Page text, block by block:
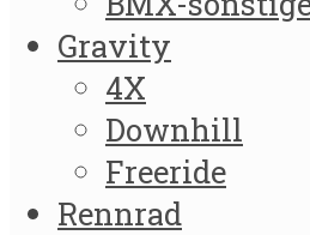
Gravity
4X
Downhill
Freeride
Rennrad